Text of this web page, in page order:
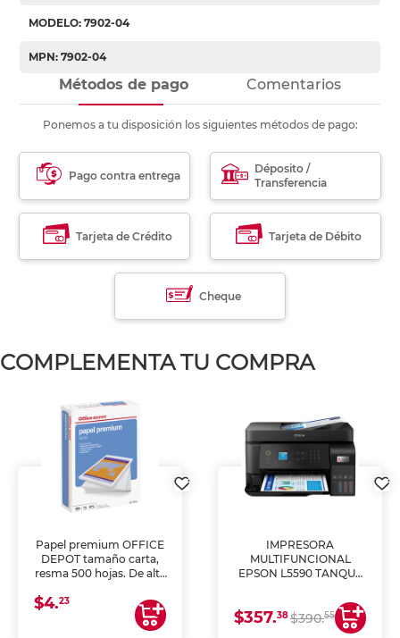
MODELO: 7902-04
MPN: 7902-04
Métodos de pago Comentarios
Ponemos a tu disposición los siguientes métodos de pago:
Pago contra entrega
Déposito /
Transferencia
Tarjeta de Crédito Tarjeta de Débito
Cheque
COMPLEMENTA TU COMPRA
Papel premium OFFICE
DEPOT tamaño carta,
resma 500 hojas. De alta
uniforme, ideal para
impresoras de inyección
de tinta y láser,
$4.23
IMPRESORA
MULTIFUNCIONAL
EPSON L5590 TANQUE
COPIA Y ESCANEA)
$357.38$390.55